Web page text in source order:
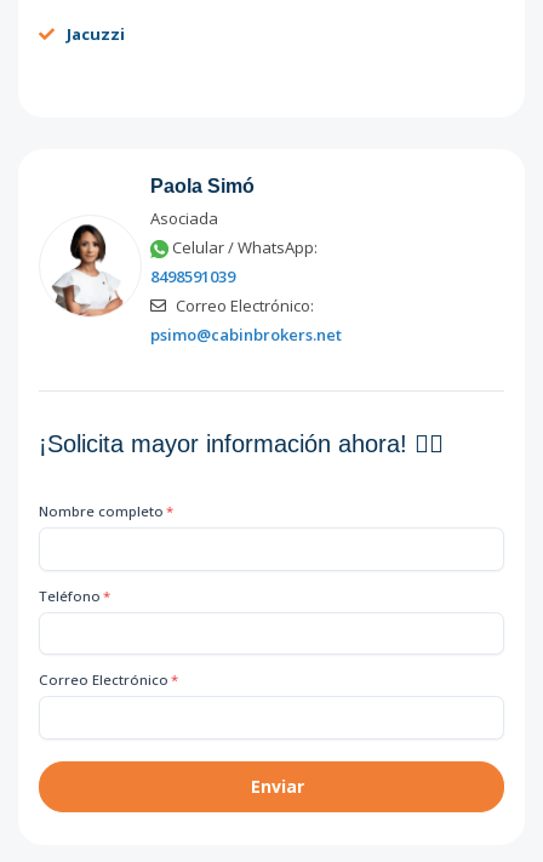
Jacuzzi
Paola Simó
Asociada
Celular / WhatsApp:
8498591039
Correo Electrónico:
psimo@cabinbrokers.net
¡Solicita mayor información ahora! 👇🏽
Nombre completo *
Teléfono *
Correo Electrónico *
Enviar